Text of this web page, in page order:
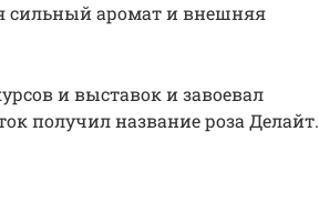
сильный аромат и внешняя
и выставок и завоевал
получил название роза Делайт.